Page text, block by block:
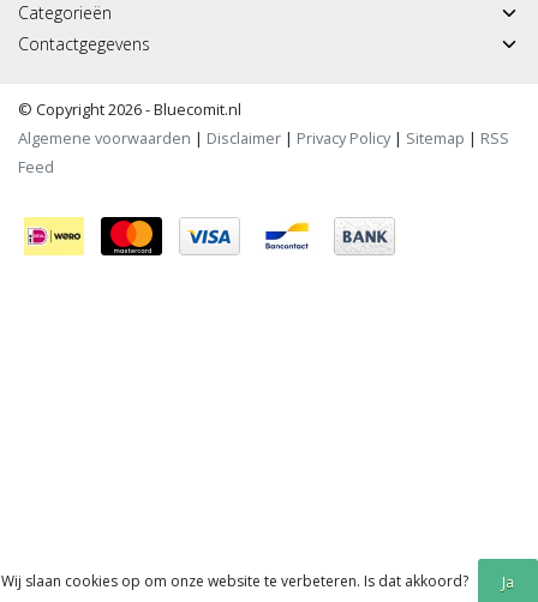
Categorieën
Contactgegevens
© Copyright 2026 - Bluecomit.nl
Algemene voorwaarden | Disclaimer | Privacy Policy| Sitemap | RSS
Feed
Wij slaan cookies op om onze website te verbeteren. Is dat akkoord? Ja